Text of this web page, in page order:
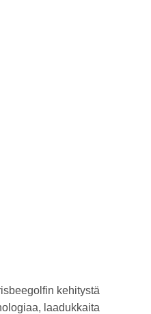
kehitystä
laadukkaita